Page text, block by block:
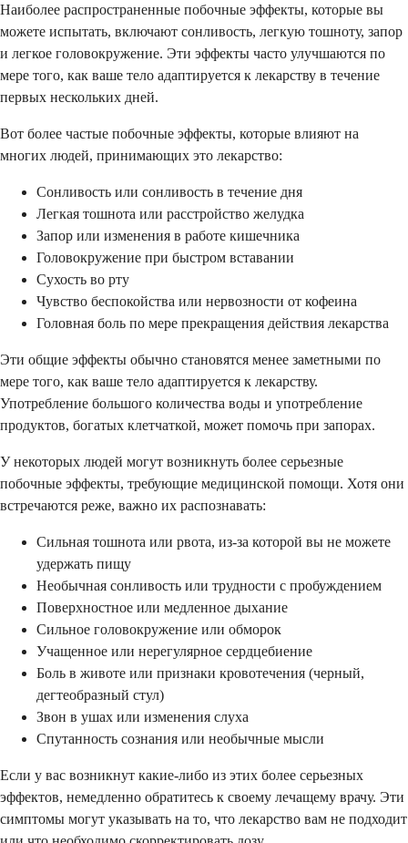
Наиболее распространенные побочные эффекты, которые вы
можете испытать, включают сонливость, легкую тошноту, запор
и легкое головокружение. Эти эффекты часто улучшаются по
мере того, как ваше тело адаптируется к лекарству в течение
первых нескольких дней.
Вот более частые побочные эффекты, которые влияют на
многих людей, принимающих это лекарство:
Сонливость или сонливость в течение дня
Легкая тошнота или расстройство желудка
Запор или изменения в работе кишечника
Головокружение при быстром вставании
Сухость во рту
Чувство беспокойства или нервозности от кофеина
Головная боль по мере прекращения действия лекарства
Эти общие эффекты обычно становятся менее заметными по
мере того, как ваше тело адаптируется к лекарству.
Употребление большого количества воды и употребление
продуктов, богатых клетчаткой, может помочь при запорах.
У некоторых людей могут возникнуть более серьезные
побочные эффекты, требующие медицинской помощи. Хотя они
встречаются реже, важно их распознавать:
Сильная тошнота или рвота, из-за которой вы не можете
удержать пищу
Необычная сонливость или трудности с пробуждением
Поверхностное или медленное дыхание
Сильное головокружение или обморок
Учащенное или нерегулярное сердцебиение
Боль в животе или признаки кровотечения (черный,
дегтеобразный стул)
Звон в ушах или изменения слуха
Спутанность сознания или необычные мысли
Если у вас возникнут какие-либо из этих более серьезных
эффектов, немедленно обратитесь к своему лечащему врачу. Эти
симптомы могут указывать на то, что лекарство вам не подходит